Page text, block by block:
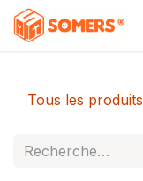
Se rendre au contenu
Tous les produits